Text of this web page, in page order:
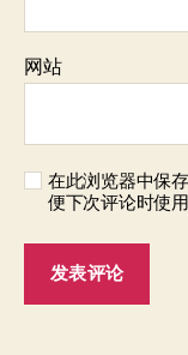
网站
在此浏览器中保
便下次评论时使用